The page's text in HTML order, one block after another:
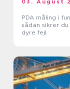
03. August
PDA måling i
sådan sikrer
dyre fejl